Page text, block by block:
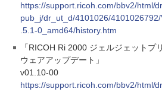
https://support.ricoh.com/bbv2/html/
pub_j/dr_ut_d/4101026/
.5.1-0_amd64/history.htm
「RICOH Ri 2000 ジェルジェットプ
ウェアアップデート」
v01.10-00
https://support.ricoh.com/bbv2/html/